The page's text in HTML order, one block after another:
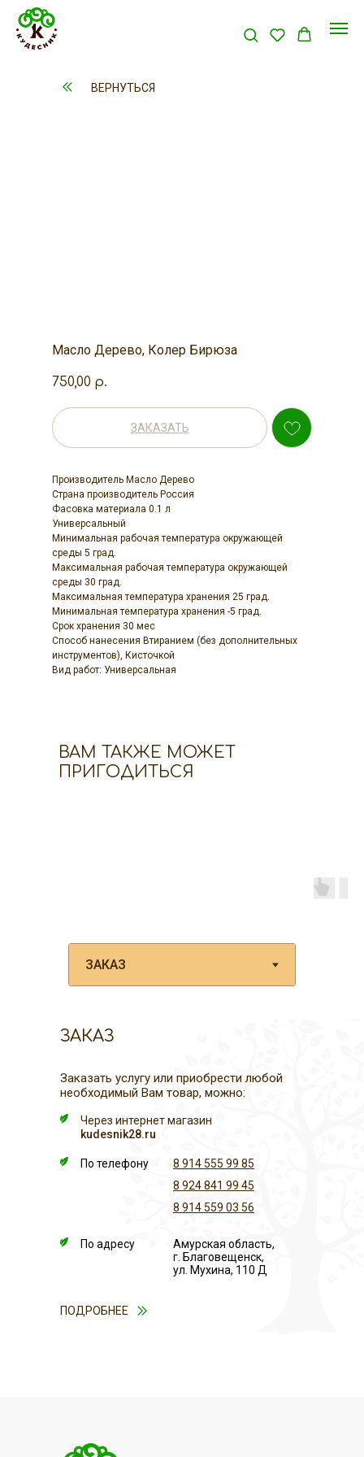
ВЕРНУТЬСЯ
Масло Дерево, Колер Бирюза
750,00 р.
ЗАКАЗАТЬ
Производитель Масло Дерево
Страна производитель Россия
Фасовка материала 0.1 л
Универсальный
Минимальная рабочая температура окружающей
среды 5 град.
Максимальная рабочая температура окружающей
среды 30 град.
Максимальная температура хранения 25 град.
Минимальная температура хранения -5 град.
Срок хранения 30 мес
Способ нанесения Втиранием (без дополнительных
инструментов), Кисточкой
Вид работ: Универсальная
ВАМ ТАКЖЕ МОЖЕТ
ПРИГОДИТЬСЯ
ЗАКАЗ
Амурская область,
г. Благовещенск,
ул. Мухина, 110 Д
8 914 555 99 85
8 924 841 99 45
По телефону
По адресу
8 914 559 03 56
Через интернет магазин
kudesnik28.ru
Заказать услугу или приобрести любой
необходимый Вам товар, можно:
ПОДРОБНЕЕ